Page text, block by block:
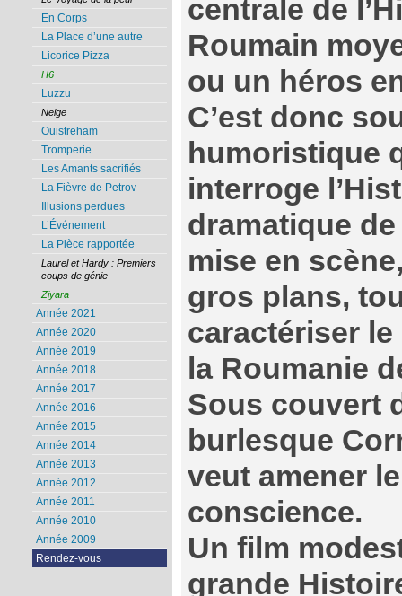
centrale de
Roumain
ou un héros
C’est donc
humoristique
interroge
dramatique
mise en
gros plans,
caractériser
la Roumanie
Sous couvert
burlesque
veut amener
conscience.
Un film
grande
En Corps
La Place d’une autre
Licorice Pizza
H6
Luzzu
Neige
Ouistreham
Tromperie
Les Amants sacrifiés
La Fièvre de Petrov
Illusions perdues
L’Événement
La Pièce rapportée
Laurel et Hardy : Premiers
coups de génie
Ziyara
Année 2021
Année 2020
Année 2019
Année 2018
Année 2017
Année 2016
Année 2015
Année 2014
Année 2013
Année 2012
Année 2011
Année 2010
Année 2009
Rendez-vous